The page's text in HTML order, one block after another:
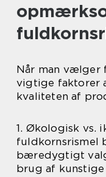
Når man vælger
vigtige faktorer
kvaliteten af
1. Økologisk vs.
fuldkornsrismel
bæredygtigt
brug af